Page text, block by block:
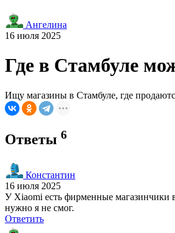
Ангелина
16 июля 2025
Где в Стамбуле
Ищу магазины в Стамбуле, где
Ответы 6
Константин
16 июля 2025
У Xiaomi есть фирменные магазинчики
нужно я не смог.
Ответить